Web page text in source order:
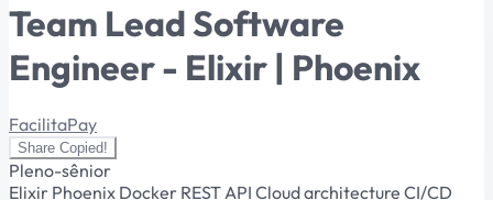
Team Lead Software
Engineer - Elixir | Phoenix
FacilitaPay
Share Copied!
Pleno-sênior
Elixir Phoenix Docker REST API Cloud architecture CI/CD